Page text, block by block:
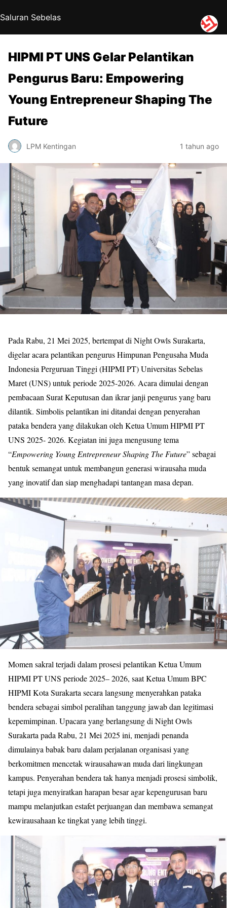
Saluran Sebelas
HIPMI PT UNS Gelar Pelantikan
Pengurus Baru: Empowering
Young Entrepreneur Shaping The
Future
LPM Kentingan 1 tahun ago
Pada Rabu, 21 Mei 2025, bertempat di Night Owls Surakarta,
digelar acara pelantikanpengurus Himpunan Pengusaha Muda
Indonesia Perguruan Tinggi (HIPMI PT) Universitas Sebelas
Maret (UNS) untuk periode 2025-2026. Acara dimulai dengan
pembacaan SuratKeputusan dan ikrar janji pengurus yang baru
dilantik. Simbolis pelantikan ini ditandaidengan penyerahan
pataka bendera yang dilakukan oleh Ketua Umum HIPMI PT
UNS 2025- 2026. Kegiatan ini juga mengusung tema
“Empowering Young Entrepreneur Shaping TheFuture” sebagai
bentuk semangat untuk membangun generasi wirausaha muda
yang inovatif dan siap menghadapi tantangan masa depan.
Momen sakral terjadi dalam prosesi pelantikan Ketua Umum
HIPMI PT UNS periode 2025– 2026, saat Ketua Umum BPC
HIPMI Kota Surakarta secara langsung menyerahkan pataka
bendera sebagai simbol peralihan tanggung jawab dan legitimasi
kepemimpinan. Upacara yang berlangsung di Night Owls
Surakarta pada Rabu, 21 Mei 2025 ini, menjadi penanda
dimulainya babak baru dalam perjalanan organisasi yang
berkomitmen mencetakwirausahawan muda dari lingkungan
kampus. Penyerahan bendera tak hanya menjadi prosesi simbolik,
tetapi juga menyiratkan harapan besar agar kepengurusan baru
mampu melanjutkan estafet perjuangan dan membawa semangat
kewirausahaan ke tingkat yang lebih tinggi.